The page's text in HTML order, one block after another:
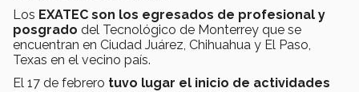
Los EXATEC son los egresados de profesional y
posgrado del Tecnológico de Monterrey que se
encuentran en Ciudad Juárez, Chihuahua y El Paso,
Texas en el vecino país.
El 17 de febrero tuvo lugar el inicio de actividades